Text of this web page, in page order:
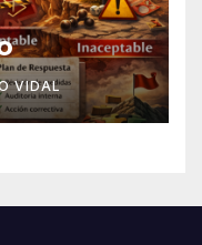
VIDAL